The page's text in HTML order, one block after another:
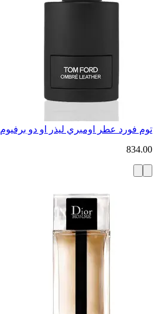
توم فورد عطر اومبري ليذر او دو برفيوم
834.00